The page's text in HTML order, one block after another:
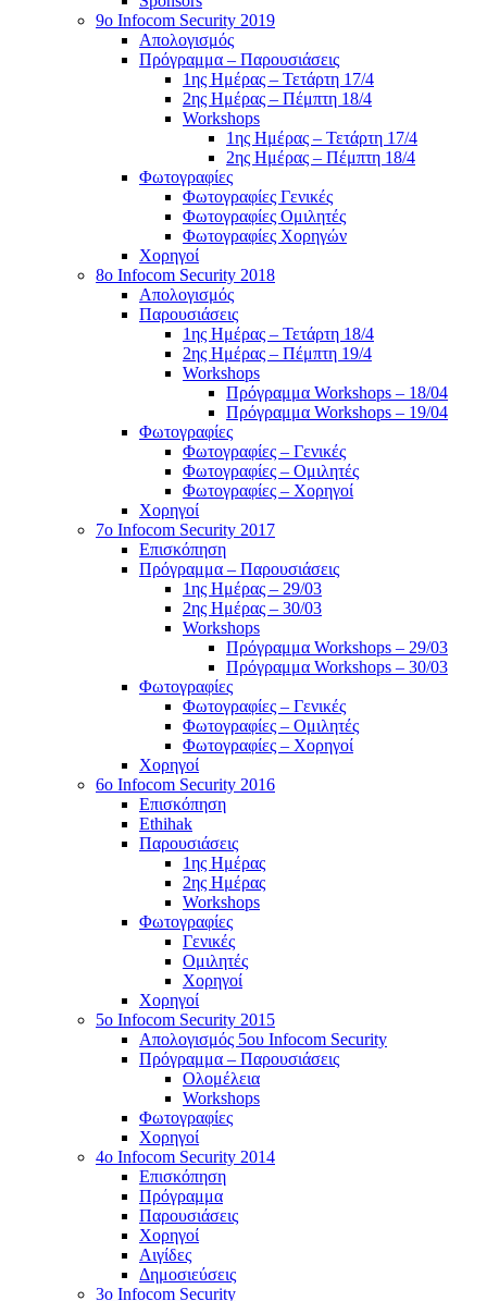
9ο Infocom Security 2019
Απολογισμός
Πρόγραμμα – Παρουσιάσεις
1ης Ημέρας – Τετάρτη 17/4
2ης Ημέρας – Πέμπτη 18/4
Workshops
1ης Ημέρας – Τετάρτη 17/4
2ης Ημέρας – Πέμπτη 18/4
Φωτογραφίες
Φωτογραφίες Γενικές
Φωτογραφίες Ομιλητές
Φωτογραφίες Χορηγών
Χορηγοί
8ο Infocom Security 2018
Απολογισμός
Παρουσιάσεις
1ης Ημέρας – Τετάρτη 18/4
2ης Ημέρας – Πέμπτη 19/4
Workshops
Πρόγραμμα Workshops – 18/04
Πρόγραμμα Workshops – 19/04
Φωτογραφίες
Φωτογραφίες – Γενικές
Φωτογραφίες – Ομιλητές
Φωτογραφίες – Χορηγοί
Χορηγοί
7o Infocom Security 2017
Επισκόπηση
Πρόγραμμα – Παρουσιάσεις
1ης Ημέρας – 29/03
2ης Ημέρας – 30/03
Workshops
Πρόγραμμα Workshops – 29/03
Πρόγραμμα Workshops – 30/03
Φωτογραφίες
Φωτογραφίες – Γενικές
Φωτογραφίες – Ομιλητές
Φωτογραφίες – Χορηγοί
Χορηγοί
6o Infocom Security 2016
Επισκόπηση
Ethihak
Παρουσιάσεις
1ης Ημέρας
2ης Ημέρας
Workshops
Φωτογραφίες
Γενικές
Ομιλητές
Χορηγοί
Χορηγοί
5o Infocom Security 2015
Απολογισμός 5ου Infocom Security
Πρόγραμμα – Παρουσιάσεις
Ολομέλεια
Workshops
Φωτογραφίες
Χορηγοί
4ο Infocom Security 2014
Επισκόπηση
Πρόγραμμα
Παρουσιάσεις
Χορηγοί
Αιγίδες
Δημοσιεύσεις
3o Infocom Security